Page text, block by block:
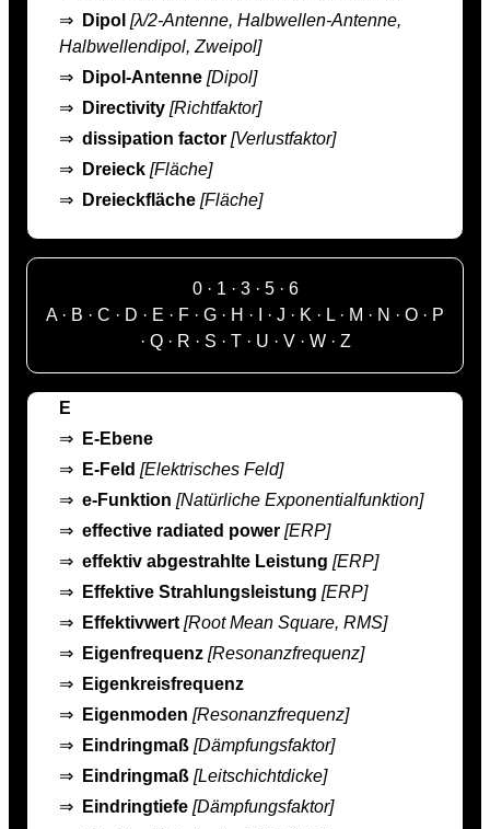
⇒
Dipol [λ/2-Antenne, Halbwellen-Antenne,
Halbwellendipol, Zweipol]
⇒
Dipol-Antenne [Dipol]
⇒
Directivity [Richtfaktor]
⇒ dissipation factor [Verlustfaktor]
⇒
Dreieck [Fläche]
⇒
Dreieckfläche [Fläche]
0· 1 · 3· 5· 6
A· B · C · D · E · F · G · H · · J · K · L · M · N · O · P
· Q· R · S · T· U · V· W· Z
E
⇒
E-Ebene
⇒
E-Feld [Elektrisches Feld]
⇒ e-Funktion [Natürliche Exponentialfunktion]
⇒ effective radiated power [ERP]
⇒ effektiv abgestrahlte Leistung [ERP]
⇒
Effektive Strahlungsleistung [ERP]
⇒
Effektivwert[Root Mean Square, RMS]
⇒
Eigenfrequenz [Resonanzfrequenz]
⇒
Eigenkreisfrequenz
⇒
Eigenmoden [Resonanzfrequenz]
⇒
Eindringmaß [Dämpfungsfaktor]
⇒
Eindringmaß [Leitschichtdicke]
⇒
Eindringtiefe [Dämpfungsfaktor]